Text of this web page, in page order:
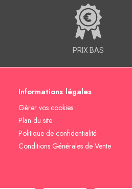
PRIX BAS
Informations légales
Gèrer vos cookies
Plan du site
Politique de confidentialité
Conditions Générales de Vente